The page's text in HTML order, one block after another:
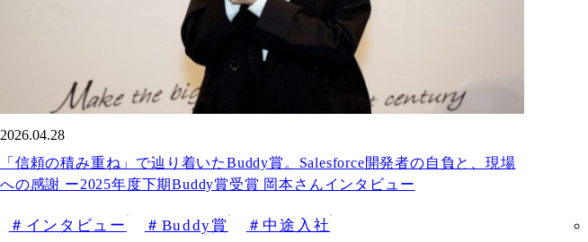
「信頼の積み重ね」で辿り着いたBuddy賞。Salesforce開発者の自負と、現場
への感謝 ー2025年度下期Buddy賞受賞 岡本さんインタビュー
2026.04.28
インタビュー Buddy賞 中途入社